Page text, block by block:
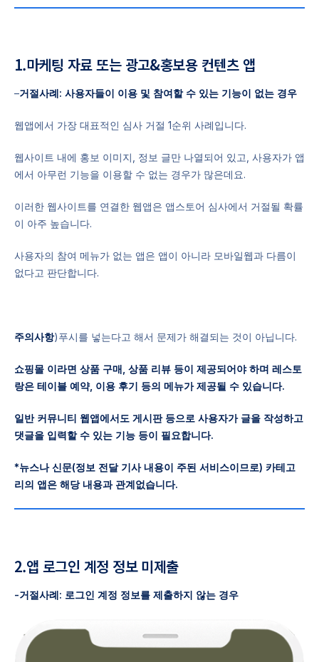
1.마케팅 자료 또는 광고&홍보용 컨텐츠 앱
–거절사례: 사용자들이 이용 및 참여할 수 있는 기능이 없는 경우
웹앱에서 가장 대표적인 심사 거절 1순위 사례입니다.
웹사이트 내에 홍보 이미지, 정보 글만 나열되어 있고, 사용자가 앱
에서 아무런 기능을 이용할 수 없는 경우가 많은데요.
이러한 웹사이트를 연결한 웹앱은 앱스토어 심사에서 거절될 확률
이 아주 높습니다.
사용자의 참여 메뉴가 없는 앱은 앱이 아니라 모바일웹과 다름이
없다고 판단합니다.
주의사항)푸시를 넣는다고 해서 문제가 해결되는 것이 아닙니다.
쇼핑몰 이라면 상품 구매, 상품 리뷰 등이 제공되어야 하며 레스토
랑은 테이블 예약, 이용 후기 등의 메뉴가 제공될 수 있습니다.
일반 커뮤니티 웹앱에서도 게시판 등으로 사용자가 글을 작성하고
댓글을 입력할 수 있는 기능 등이 필요합니다.
*뉴스나 신문(정보 전달 기사 내용이 주된 서비스이므로) 카테고
리의 앱은 해당 내용과 관계없습니다.
2.앱 로그인 계정 정보 미제출
-거절사례: 로그인 계정 정보를 제출하지 않는 경우